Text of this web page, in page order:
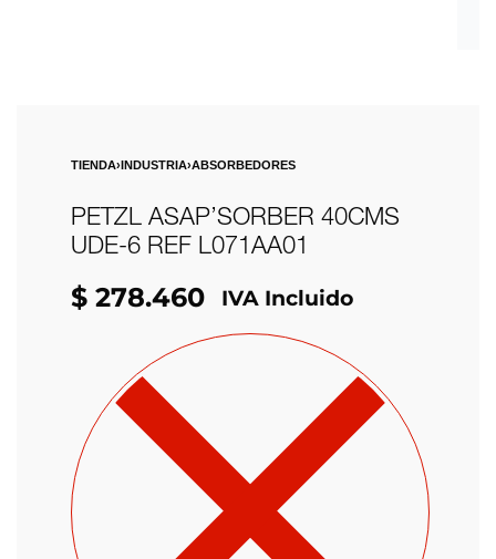
TIENDA›INDUSTRIA›ABSORBEDORES
PETZL ASAP’SORBER 40CMS
UDE-6 REF L071AA01
$ 278.460 IVA Incluido